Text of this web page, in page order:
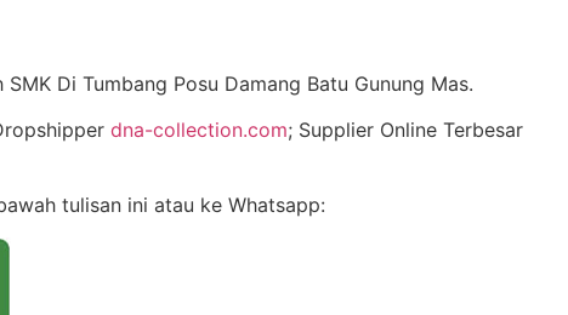
Di Tumbang Posu Damang Batu Gunung Mas.
dna-collection.com; Supplier Online Terbesar
tulisan ini atau ke Whatsapp: